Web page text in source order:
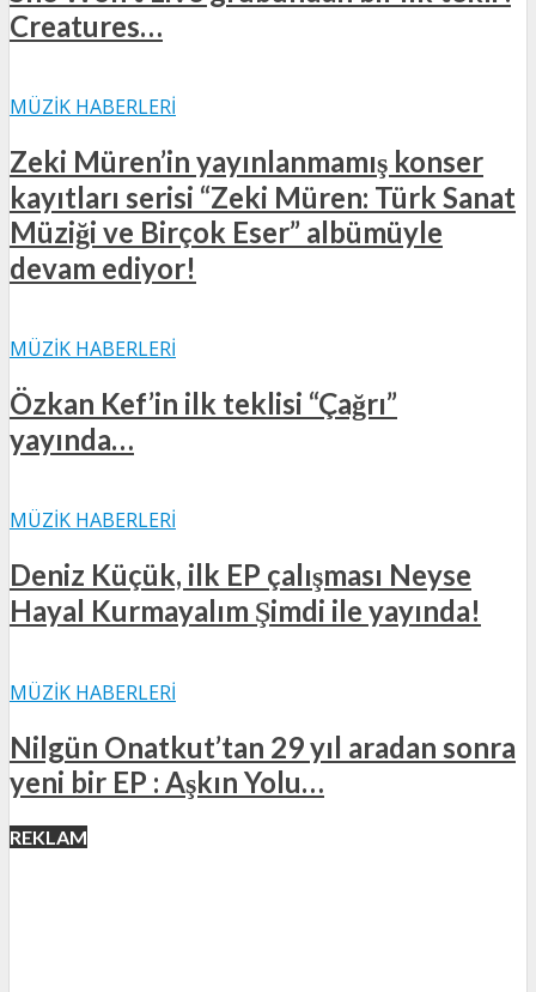
Creatures…
MÜZIK HABERLERI
Zeki Müren’in yayınlanmamış konser
kayıtları serisi “Zeki Müren: Türk Sanat
Müziği ve Birçok Eser” albümüyle
devam ediyor!
MÜZIK HABERLERI
Özkan Kef’in ilk teklisi “Çağrı”
yayında…
MÜZIK HABERLERI
Deniz Küçük, ilk EP çalışması Neyse
Hayal Kurmayalım Şimdi ile yayında!
MÜZIK HABERLERI
Nilgün Onatkut’tan 29 yıl aradan sonra
yeni bir EP : Aşkın Yolu…
REKLAM